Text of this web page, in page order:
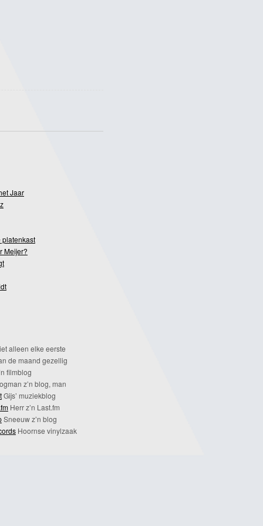
Jaar
platenkast
Meijer?
alleen elke eerste
de maand gezellig
filmblog
z’n blog, man
Gijs’ muziekblog
Herr z’n Last.fm
Sneeuw z’n blog
Hoornse vinylzaak